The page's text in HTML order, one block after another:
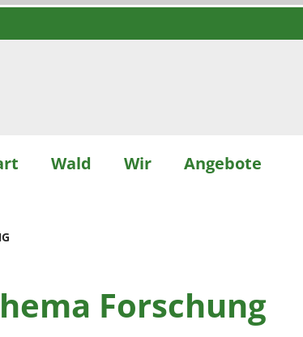
Wald Wir Angebote
Forschung